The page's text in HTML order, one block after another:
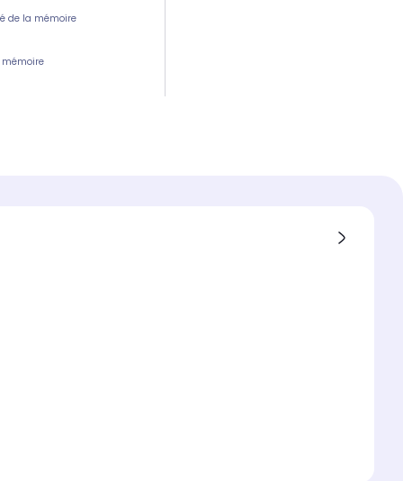
de la mémoire
mémoire